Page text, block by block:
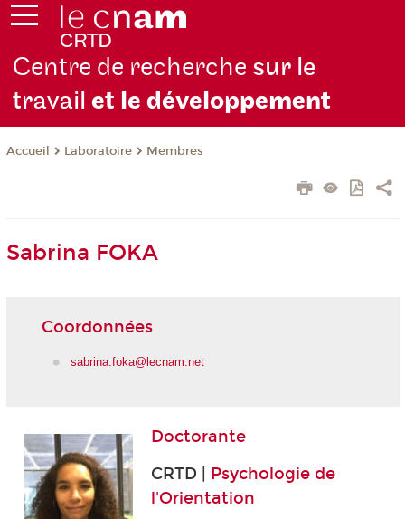
Centre de recherche sur le
travailet le développement
Accueil Laboratoire Membres
Sabrina FOKA
Coordonnées
sabrina.foka@lecnam.net
Doctorante
CRTD | Psychologie de
l'Orientation